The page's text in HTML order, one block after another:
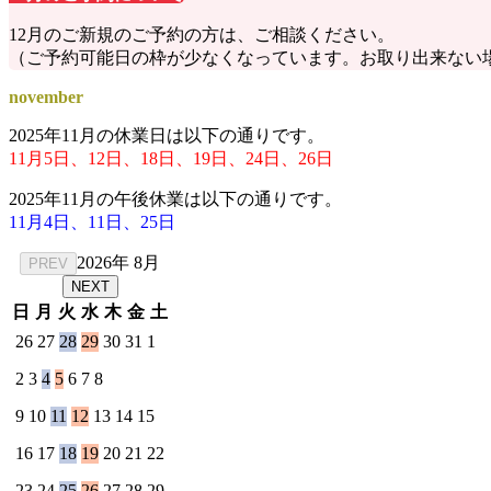
12月のご新規のご予約の方は、ご相談ください。
（ご予約可能日の枠が少なくなっています。お取り出来ない
november
2025年11月の休業日は以下の通りです。
11月5日、12日、18日、19日、24日、26日
2025年11月の午後休業は以下の通りです。
11月4日、11日、25日
PREV 2026年 8月
NEXT
日 月 火 水 木 金 土
26 27 28 29 30 31 1
2 3 4 5 6 7 8
9 10 11 12 13 14 15
16 17 18 19 20 21 22